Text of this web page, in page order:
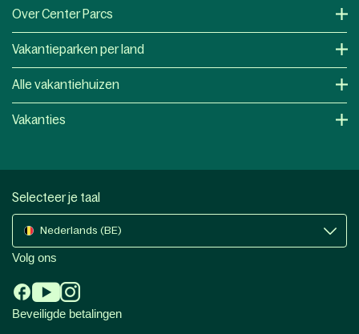
Over Center Parcs
Vakantieparken per land
Alle vakantiehuizen
Vakanties
Selecteer je taal
Nederlands (BE)
Volg ons
Beveiligde betalingen